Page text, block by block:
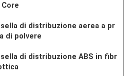
Core
di distribuzione aerea a pr
di polvere
di distribuzione ABS in fibr